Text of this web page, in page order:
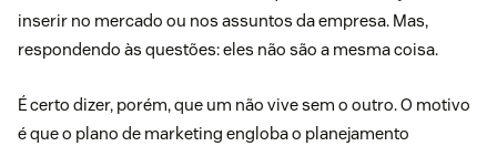
inserir no mercado ou nos assuntos da empresa. Mas,
respondendo às questões: eles não são a mesma coisa.
É certo dizer, porém, que um não vive sem o outro. O motivo
é que o plano de marketing engloba o planejamento